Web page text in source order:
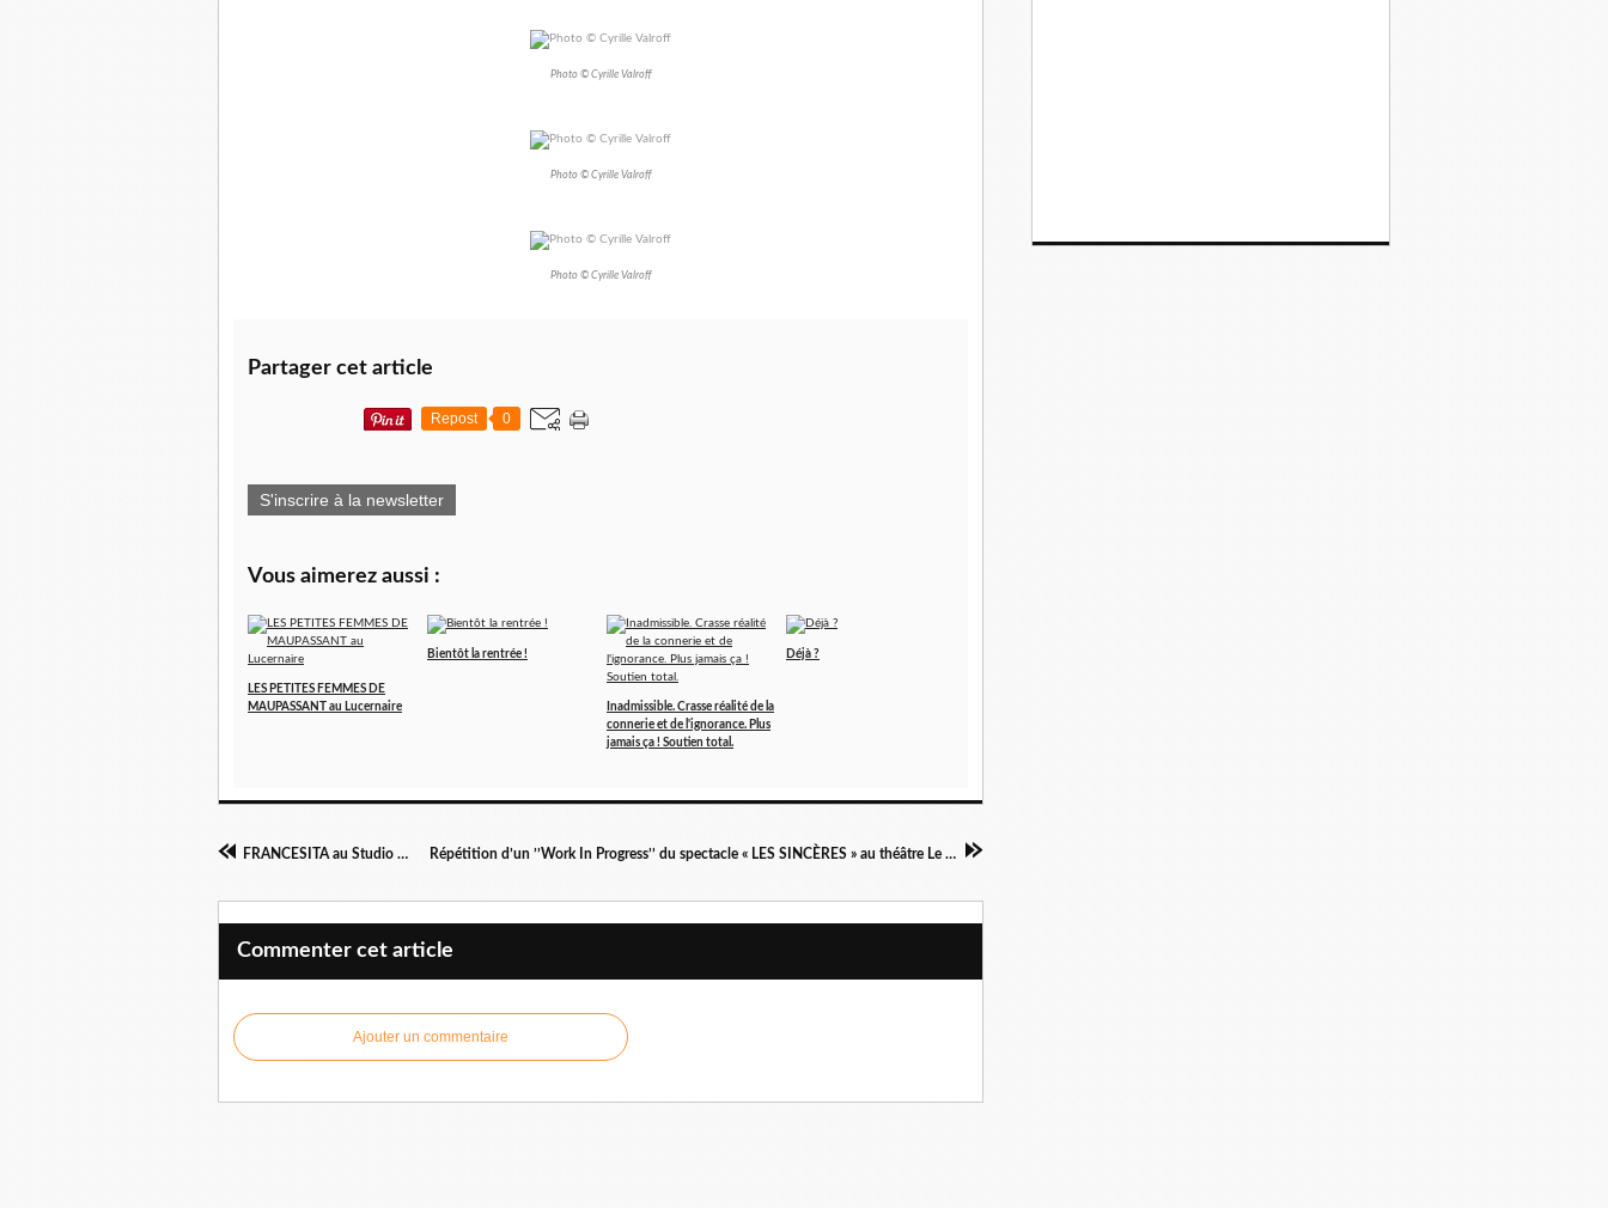
Photo © Cyrille Valroff
Photo © Cyrille Valroff
Photo © Cyrille Valroff
Partager cet article
Repost 0
S'inscrire à la newsletter
Vous aimerez aussi :
LES PETITES FEMMES DE
MAUPASSANT au Lucernaire
Bientôt la rentrée !
Inadmissible. Crasse réalité de la
connerie et de l'ignorance. Plus
jamais ça ! Soutien total.
Déjà ?
FRANCESITA au Studio Marie-Bell Répétition d’un ’’Work In Progress’’ du spectacle « LES SINCÈRES » au théâtre Le Guichet Montparnasse
Commenter cet article
Ajouter un commentaire